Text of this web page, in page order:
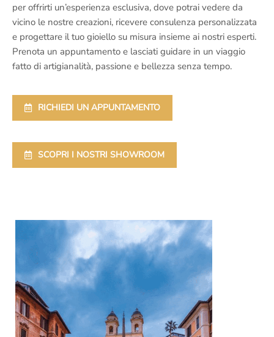
per offrirti un’esperienza esclusiva, dove potrai vedere da
vicino le nostre creazioni, ricevere consulenza personalizzata
e progettare il tuo gioiello su misura insieme ai nostri esperti.
Prenota un appuntamento e lasciati guidare in un viaggio
fatto di artigianalità, passione e bellezza senza tempo.
RICHIEDI UN APPUNTAMENTO
SCOPRI I NOSTRI SHOWROOM